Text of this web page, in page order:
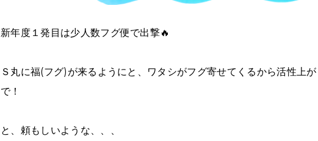
新年度１発目は少人数フグ便で出撃🔥
Ｓ丸に福(フグ)が来るようにと、ワタシがフグ寄せてくるから活性上
で！
と、頼もしいような、、、